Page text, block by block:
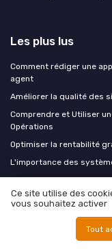
Les plus lus
Comment rédiger une
agent
Améliorer la qualité des
Comprendre et Utiliser
Opérations
Optimiser la rentabilité
L'importance des
Les derniers
Rentrée industrielle : les
Ce site utilise des
vous souhaitez activer
Tout